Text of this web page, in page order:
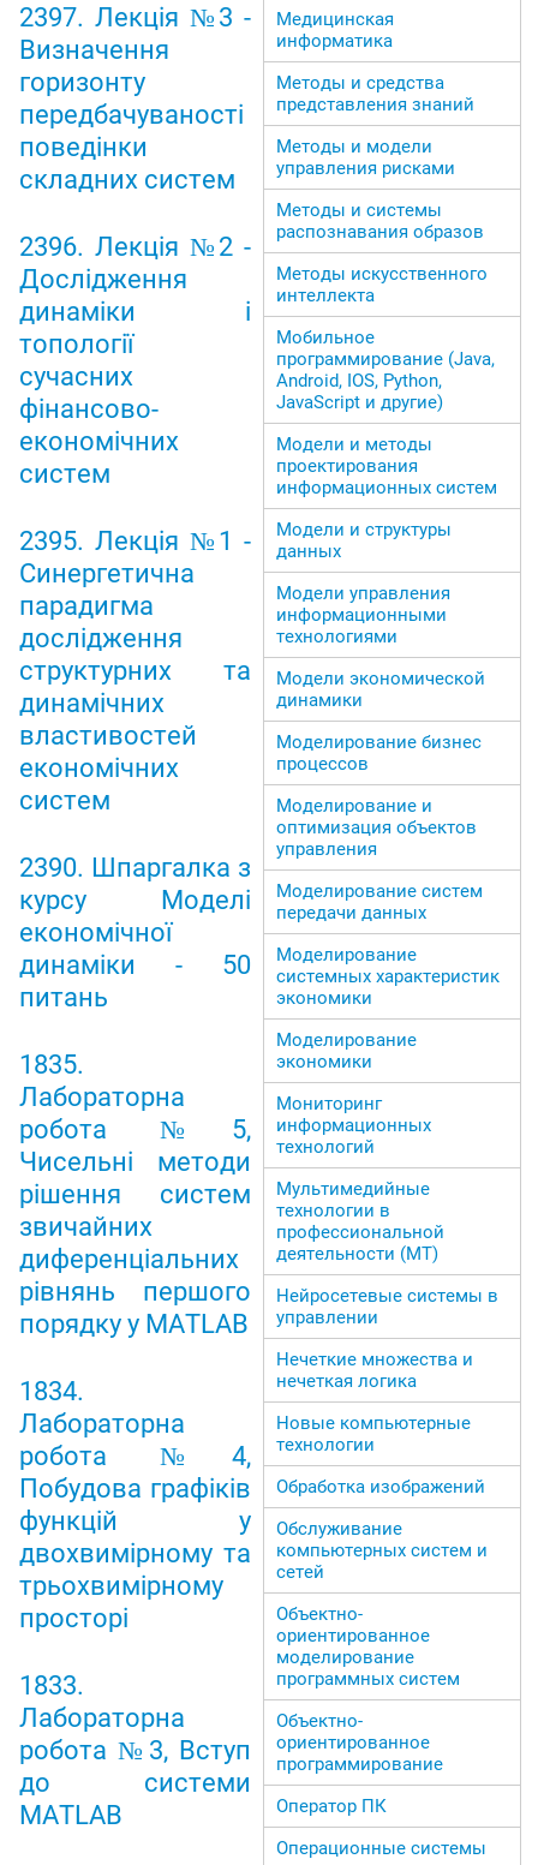
2397. Лекція №3 -
Визначення
горизонту
передбачуваності
поведінки
складних систем
2396. Лекція №2 -
Дослідження
динаміки і
топології
сучасних
фінансово-
економічних
систем
2395. Лекція №1 -
Синергетична
парадигма
дослідження
структурних та
динамічних
властивостей
економічних
систем
2390. Шпаргалка з
курсу Моделі
економічної
динаміки - 50
питань
1835.
Лабораторна
робота №5,
Чисельні методи
рішення систем
звичайних
диференціальних
рівнянь першого
порядку у MATLAB
1834.
Лабораторна
робота №4,
Побудова графіків
функцій у
двохвимірному та
трьохвимірному
просторі
1833.
Лабораторна
робота №3, Вступ
до системи
MATLAB
Медицинская
информатика
Методы и средства
представления знаний
Методы и модели
управления рисками
Методы и системы
распознавания образов
Методы искусственного
интеллекта
Мобильное
программирование (Java,
Android, IOS, Python,
JavaScript и другие)
Модели и методы
проектирования
информационных систем
Модели и структуры
данных
Модели управления
информационными
технологиями
Модели экономической
динамики
Моделирование бизнес
процессов
Моделирование и
оптимизация объектов
управления
Моделирование систем
передачи данных
Моделирование
системных характеристик
экономики
Моделирование
экономики
Мониторинг
информационных
технологий
Мультимедийные
технологии в
профессиональной
деятельности (МТ)
Нейросетевые системы в
управлении
Нечеткие множества и
нечеткая логика
Новые компьютерные
технологии
Обработка изображений
Обслуживание
компьютерных систем и
сетей
Объектно-
ориентированное
моделирование
программных систем
Объектно-
ориентированное
программирование
Оператор ПК
Операционные системы